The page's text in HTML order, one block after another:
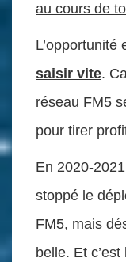
au cours de
L’opportunité
saisir vite.
réseau FM5
pour tirer
En 2020-
stoppé le
FM5, mais
belle. Et